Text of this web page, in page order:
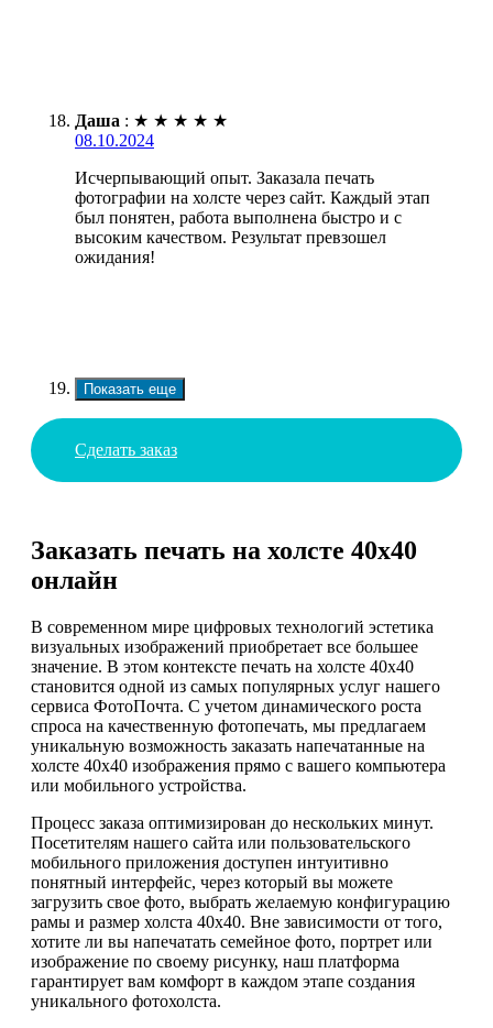
Даша : ★ ★ ★ ★ ★
08.10.2024
Исчерпывающий опыт. Заказала печать
фотографии на холсте через сайт. Каждый этап
был понятен, работа выполнена быстро и с
высоким качеством. Результат превзошел
ожидания!
Показать еще
Сделать заказ
Заказать печать на холсте 40х40
онлайн
В современном мире цифровых технологий эстетика
визуальных изображений приобретает все большее
значение. В этом контексте печать на холсте 40х40
становится одной из самых популярных услуг нашего
сервиса ФотоПочта. С учетом динамического роста
спроса на качественную фотопечать, мы предлагаем
уникальную возможность заказать напечатанные на
холсте 40х40 изображения прямо с вашего компьютера
или мобильного устройства.
Процесс заказа оптимизирован до нескольких минут.
Посетителям нашего сайта или пользовательского
мобильного приложения доступен интуитивно
понятный интерфейс, через который вы можете
загрузить свое фото, выбрать желаемую конфигурацию
рамы и размер холста 40х40. Вне зависимости от того,
хотите ли вы напечатать семейное фото, портрет или
изображение по своему рисунку, наш платформа
гарантирует вам комфорт в каждом этапе создания
уникального фотохолста.